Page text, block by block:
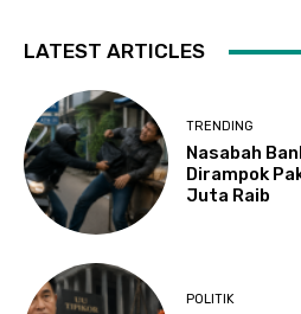
LATEST ARTICLES
TRENDING
Nasabah
Dirampok
Juta Raib
POLITIK